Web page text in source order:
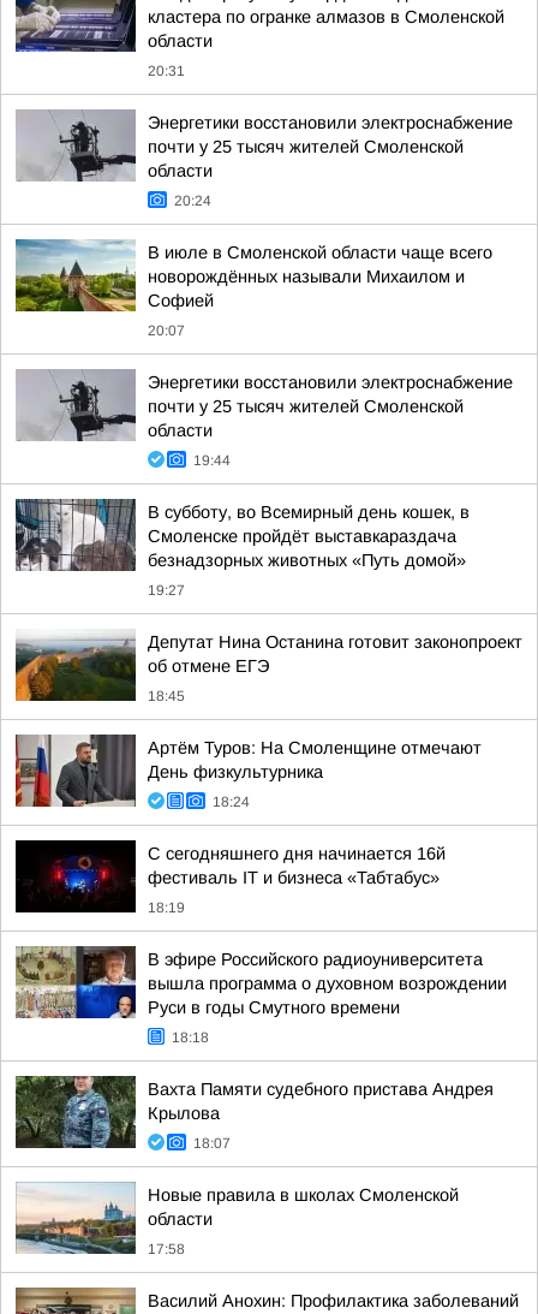
кластера по огранке алмазов в Смоленской
области
20:31
Энергетики восстановили электроснабжение
почти у 25 тысяч жителей Смоленской
области
20:24
В июле в Смоленской области чаще всего
новорождённых называли Михаилом и
Софией
20:07
Энергетики восстановили электроснабжение
почти у 25 тысяч жителей Смоленской
области
19:44
В субботу, во Всемирный день кошек, в
Смоленске пройдёт выставкараздача
безнадзорных животных «Путь домой»
19:27
Депутат Нина Останина готовит законопроект
об отмене ЕГЭ
18:45
Артём Туров: На Смоленщине отмечают
День физкультурника
18:24
С сегодняшнего дня начинается 16й
фестиваль IT и бизнеса «Табтабус»
18:19
В эфире Российского радиоуниверситета
вышла программа о духовном возрождении
Руси в годы Смутного времени
18:18
Вахта Памяти судебного пристава Андрея
Крылова
18:07
Новые правила в школах Смоленской
области
17:58
Василий Анохин: Профилактика заболеваний